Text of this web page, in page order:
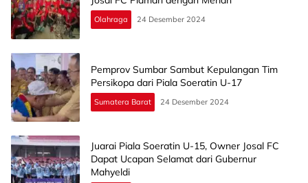
Olahraga 24 Desember 2024
Pemprov Sumbar Sambut Kepulangan Tim
Persikopa dari Piala Soeratin U-17
Sumatera Barat 24 Desember 2024
Juarai Piala Soeratin U-15, Owner Josal FC
Dapat Ucapan Selamat dari Gubernur
Mahyeldi